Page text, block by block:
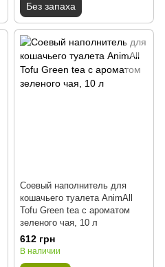
Без запаха
Соевый наполнитель для
кошачьего туалета AnimAll
Tofu Green tea с ароматом
зеленого чая, 10 л
612 грн
В наличии